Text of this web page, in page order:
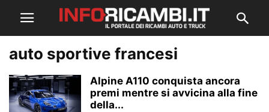
auto sportive francesi
Alpine A110 conquista ancora
premi mentre si avvicina alla fine
della...